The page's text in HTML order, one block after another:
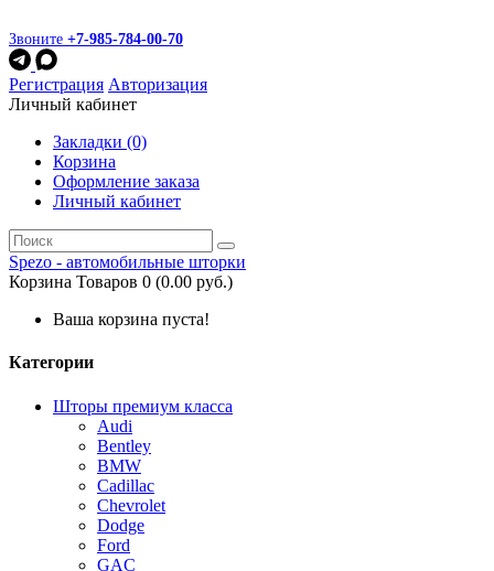
Звоните +7-985-784-00-70
Регистрация Авторизация
Личный кабинет
Закладки (0)
Корзина
Оформление заказа
Личный кабинет
Spezo - автомобильные шторки
Корзина Товаров 0 (0.00 руб.)
Ваша корзина пуста!
Категории
Шторы премиум класса
Audi
Bentley
BMW
Cadillac
Chevrolet
Dodge
Ford
GAC